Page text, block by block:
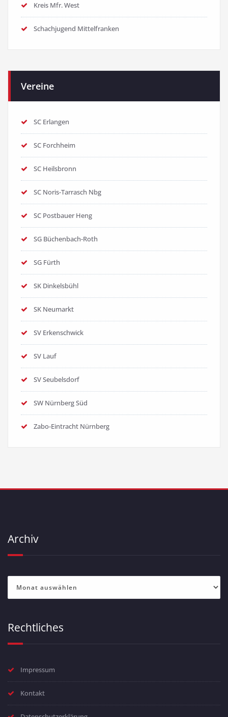
Kreis Mfr. West
Schachjugend Mittelfranken
Vereine
SC Erlangen
SC Forchheim
SC Heilsbronn
SC Noris-Tarrasch Nbg
SC Postbauer Heng
SG Büchenbach-Roth
SG Fürth
SK Dinkelsbühl
SK Neumarkt
SV Erkenschwick
SV Lauf
SV Seubelsdorf
SW Nürnberg Süd
Zabo-Eintracht Nürnberg
Archiv
Rechtliches
Impressum
Kontakt